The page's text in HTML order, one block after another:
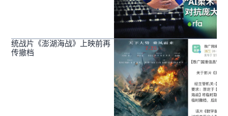
统战片《澎湖海战》上映前再
传撤档